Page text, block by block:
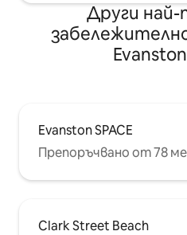
Други най-
Evanston SPACE
Препоръчвано от 78
Clark Street Beach